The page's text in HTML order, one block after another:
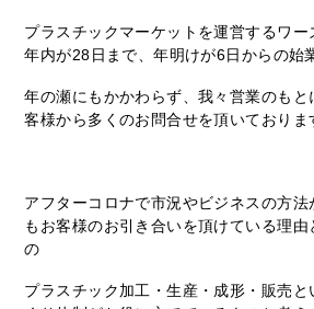
プラスチックマーケットを運営するワー
年内が28日まで、年明けが6日からの始
年の瀬にもかかわらず、我々営業のもと
客様から多くのお問合せを頂いておりま
アフターコロナで市況やビジネスの方
もお客様のお引き合いを頂けている理
の
プラスチック加工・生産・成形・販売